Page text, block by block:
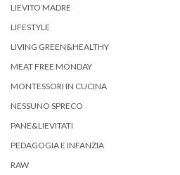
LIEVITO MADRE
LIFESTYLE
LIVING GREEN&HEALTHY
MEAT FREE MONDAY
MONTESSORI IN CUCINA
NESSUNO SPRECO
PANE&LIEVITATI
PEDAGOGIA E INFANZIA
RAW